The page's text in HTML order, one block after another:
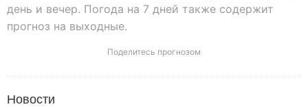
день и вечер. Погода на 7 дней также содержит
прогноз на выходные.
Поделитесь прогнозом
Новости